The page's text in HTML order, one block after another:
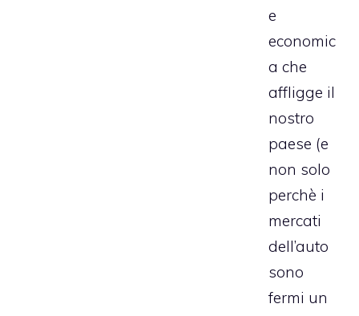
e
economic
a che
affligge il
nostro
paese (e
non solo
perchè i
mercati
dell’auto
sono
fermi un